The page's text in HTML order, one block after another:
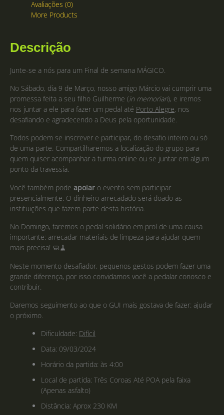
Avaliações (0)
More Products
Descrição
Junte-se a nós para um Final de semana MÁGICO.
No Sábado, dia 9 de Março, nosso amigo Márcio vai cumprir uma
promessa feita a seu filho Guilherme (in memorian), e iremos
nos juntar a ele para fazer um pedal até Porto Alegre, nos
desafiando e agradecendo a Deus pela oportunidade.
Todos podem se inscrever e participar, do desafio inteiro ou só
de uma parte. Compartilharemos a localização do grupo para
quem quiser acompanhar a turma online ou se juntar em algum
ponto da travessia.
Você também pode apoiar o evento sem participar
presencialmente. O dinheiro arrecadado será doado as
instituições que fazem parte desta história.
No Domingo, faremos o pedal solidário em prol de uma causa
importante: arrecadar materiais de limpeza para ajudar quem
mais precisa! 🧼🧹
Neste momento desafiador, pequenos gestos podem fazer uma
grande diferença, por isso convidamos você a pedalar conosco e
contribuir.
Daremos seguimento ao que o GUI mais gostava de fazer: ajudar
o próximo.
Dificuldade: Difícil
Data: 09/03/2024
Horário da partida: às 4:00
Local de partida: Três Coroas Até POA pela faixa
(Apenas asfalto)
Distância: Aprox 230 KM